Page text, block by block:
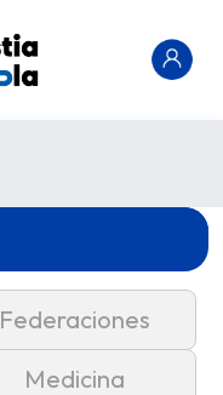
Federaciones
Medicina